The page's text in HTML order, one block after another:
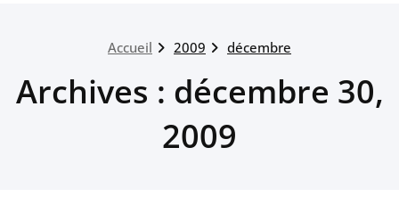
Accueil 2009 décembre
Archives : décembre 30,
2009